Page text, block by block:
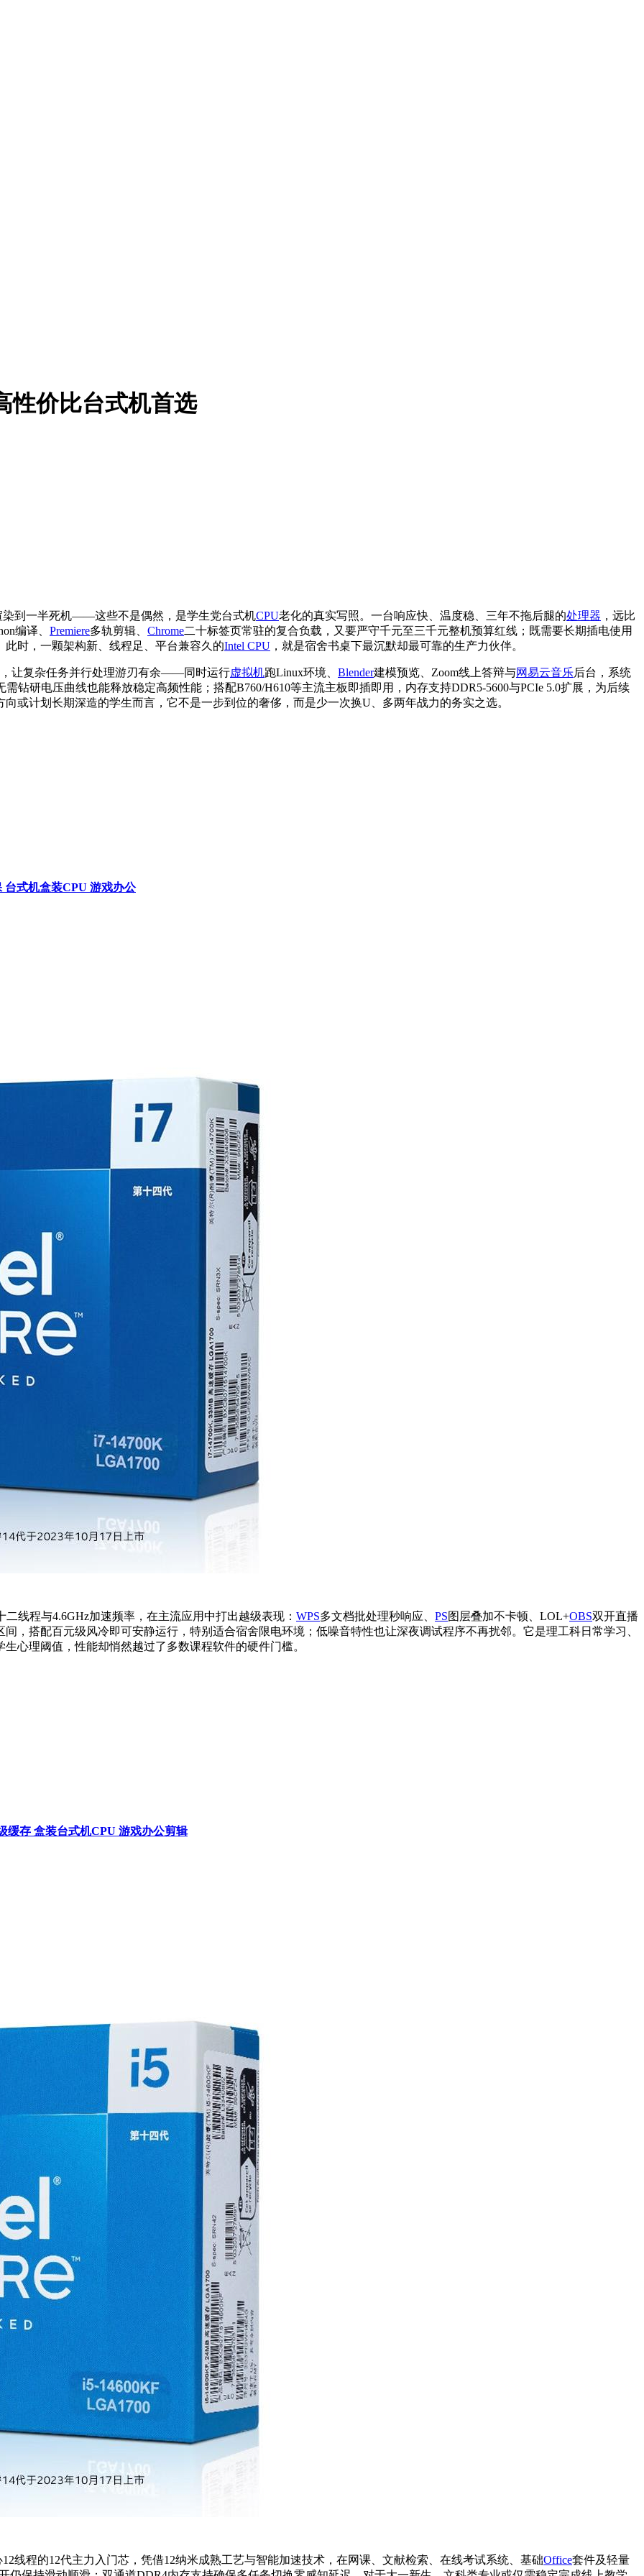
性价比台式机首选
染到一半死机——这些不是偶然，是学生党台式机CPU老化的真实写照。一台响应快、温度稳、三年不拖后腿的处理器 ，远比
编译、 Premiere多轨剪辑、 Chrome二十标签页常驻的复合负载，又要严守千元至三千元整机预算红线；既需要长期插电使用
此时，一颗架构新、线程足、平台兼容久的Intel CPU ，就是宿舍书桌下最沉默却最可靠的生产力伙伴。
让复杂任务并行处理游刃有余——同时运行虚拟机跑Linux环境、 Blender建模预览、Zoom线上答辩与网易云音乐后台，系统
钻研电压曲线也能释放稳定高频性能；搭配B760/H610等主流主板即插即用，内存支持DDR5-5600与PCIe 5.0扩展，为后续
或计划长期深造的学生而言，它不是一步到位的奢侈，而是少一次换U、多两年战力的务实之选。
台式机盒装CPU 游戏办公
线程与4.6GHz加速频率，在主流应用中打出越级表现： WPS多文档批处理秒响应、 PS图层叠加不卡顿、LOL+OBS双开直播
，搭配百元级风冷即可安静运行，特别适合宿舍限电环境；低噪音特性也让深夜调试程序不再扰邻。它是理工科日常学习、
心理阈值，性能却悄然越过了多数课程软件的硬件门槛。
缓存 盒装台式机CPU 游戏办公剪辑
线程的12代主力入门芯，凭借12纳米成熟工艺与智能加速技术，在网课、文献检索、在线考试系统、基础Office套件及轻量